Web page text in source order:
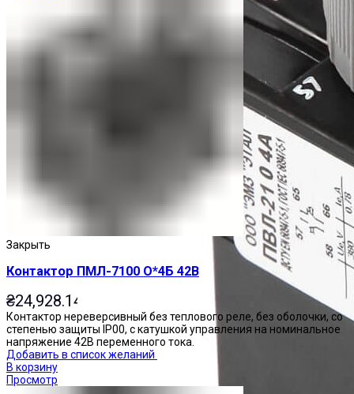
Закрыть
Контактор ПМЛ-7100 О*4Б 42В
₴24,928.14
Контактор нереверсивный без теплового реле, без оболочки, со
степенью защиты IP00, с катушкой управления на номинальное
напряжение 42В переменного тока.
Добавить в список желаний
В корзину
Просмотр